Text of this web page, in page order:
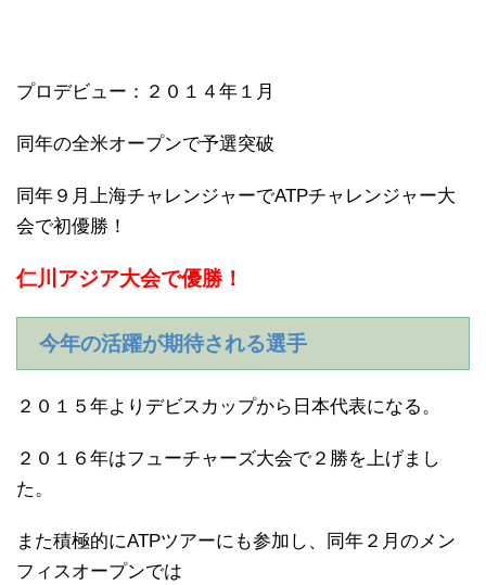
プロデビュー：２０１４年１月
同年の全米オープンで予選突破
同年９月上海チャレンジャーでATPチャレンジャー大
会で初優勝！
仁川アジア大会で優勝！
今年の活躍が期待される選手
２０１５年よりデビスカップから日本代表になる。
２０１６年はフューチャーズ大会で２勝を上げまし
た。
また積極的にATPツアーにも参加し、同年２月のメン
フィスオープンでは